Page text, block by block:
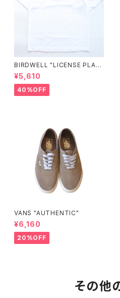
BIRDWELL "LICENSE PLAT
E TEE"
¥5,610
40%OFF
VANS "AUTHENTIC"
¥6,160
20%OFF
その他